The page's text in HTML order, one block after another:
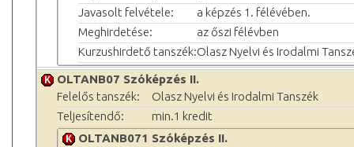
Javasolt felvétele:
a képzés 1. félévében.
Meghirdetése:
az őszi félévben
Kurzushirdető tanszék:Olasz Nyelvi és Irodalmi
OLTANB07 Szóképzés II.
Felelős tanszék:
Olasz Nyelvi és Irodalmi Tanszék
Teljesítendő:
min.1 kredit
OLTANB071 Szóképzés II.